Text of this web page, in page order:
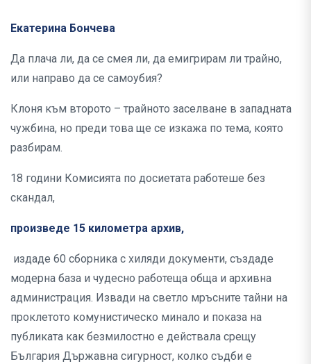
Екатерина Бончева
Да плача ли, да се смея ли, да емигрирам ли трайно,
или направо да се самоубия?
Клоня към второто – трайното заселване в западната
чужбина, но преди това ще се изкажа по тема, която
разбирам.
18 години Комисията по досиетата работеше без
скандал,
произведе 15 километра архив,
издаде 60 сборника с хиляди документи, създаде
модерна база и чудесно работеща обща и архивна
администрация. Извади на светло мръсните тайни на
проклетото комунистическо минало и показа на
публиката как безмилостно е действала срещу
България Държавна сигурност, колко съдби е